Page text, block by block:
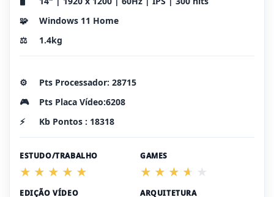
🧩
Windows 11 Home
⚖️
1.4kg
⚙️
Pts Processador: 28715
🎮
Pts Placa Vídeo:6208
⚡
Kb Pontos : 18318
ESTUDO/TRABALHO GAMES
EDIÇÃO VÍDEO ARQUITETURA